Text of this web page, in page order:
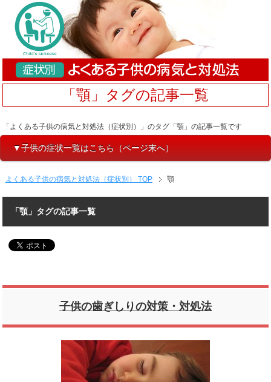
「顎」タグの記事一覧
「よくある子供の病気と対処法（症状別）」のタグ「顎」の記事一覧です
▼子供の症状一覧はこちら（ページ末へ）
よくある子供の病気と対処法（症状別） TOP 顎
「顎」タグの記事一覧
子供の歯ぎしりの対策・対処法